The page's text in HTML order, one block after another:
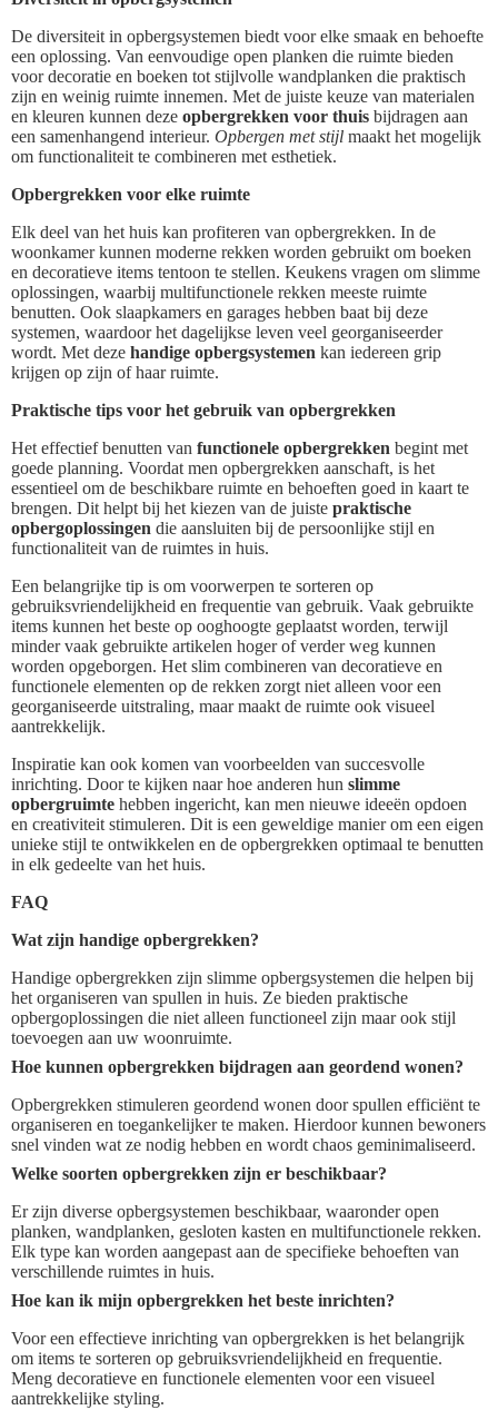
De diversiteit in opbergsystemen biedt voor elke smaak en behoefte
een oplossing. Van eenvoudige open planken die ruimte bieden
voor decoratie en boeken tot stijlvolle wandplanken die praktisch
zijn en weinig ruimte innemen. Met de juiste keuze van materialen
en kleuren kunnen deze opbergrekken voor thuis bijdragen aan
een samenhangend interieur. Opbergen met stijl maakt het mogelijk
om functionaliteit te combineren met esthetiek.
Opbergrekken voor elke ruimte
Elk deel van het huis kan profiteren van opbergrekken. In de
woonkamer kunnen moderne rekken worden gebruikt om boeken
en decoratieve items tentoon te stellen. Keukens vragen om slimme
oplossingen, waarbij multifunctionele rekken meeste ruimte
benutten. Ook slaapkamers en garages hebben baat bij deze
systemen, waardoor het dagelijkse leven veel georganiseerder
wordt. Met deze handige opbergsystemen kan iedereen grip
krijgen op zijn of haar ruimte.
Praktische tips voor het gebruik van opbergrekken
Het effectief benutten van functionele opbergrekken begint met
goede planning. Voordat men opbergrekken aanschaft, is het
essentieel om de beschikbare ruimte en behoeften goed in kaart te
brengen. Dit helpt bij het kiezen van de juiste praktische
opbergoplossingen die aansluiten bij de persoonlijke stijl en
functionaliteit van de ruimtes in huis.
Een belangrijke tip is om voorwerpen te sorteren op
gebruiksvriendelijkheid en frequentie van gebruik. Vaak gebruikte
items kunnen het beste op ooghoogte geplaatst worden, terwijl
minder vaak gebruikte artikelen hoger of verder weg kunnen
worden opgeborgen. Het slim combineren van decoratieve en
functionele elementen op de rekken zorgt niet alleen voor een
georganiseerde uitstraling, maar maakt de ruimte ook visueel
aantrekkelijk.
Inspiratie kan ook komen van voorbeelden van succesvolle
inrichting. Door te kijken naar hoe anderen hun slimme
opbergruimte hebben ingericht, kan men nieuwe ideeën opdoen
en creativiteit stimuleren. Dit is een geweldige manier om een eigen
unieke stijl te ontwikkelen en de opbergrekken optimaal te benutten
in elk gedeelte van het huis.
FAQ
Wat zijn handige opbergrekken?
Handige opbergrekken zijn slimme opbergsystemen die helpen bij
het organiseren van spullen in huis. Ze bieden praktische
opbergoplossingen die niet alleen functioneel zijn maar ook stijl
toevoegen aan uw woonruimte.
Hoe kunnen opbergrekken bijdragen aan geordend wonen?
Opbergrekken stimuleren geordend wonen door spullen efficiënt te
organiseren en toegankelijker te maken. Hierdoor kunnen bewoners
snel vinden wat ze nodig hebben en wordt chaos geminimaliseerd.
Welke soorten opbergrekken zijn er beschikbaar?
Er zijn diverse opbergsystemen beschikbaar, waaronder open
planken, wandplanken, gesloten kasten en multifunctionele rekken.
Elk type kan worden aangepast aan de specifieke behoeften van
verschillende ruimtes in huis.
Hoe kan ik mijn opbergrekken het beste inrichten?
Voor een effectieve inrichting van opbergrekken is het belangrijk
om items te sorteren op gebruiksvriendelijkheid en frequentie.
Meng decoratieve en functionele elementen voor een visueel
aantrekkelijke styling.